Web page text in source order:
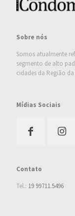
Sobre nós
Somos atualmente
segmento de alto
cidades da Região
Mídias Sociais
Contato
Tel.: 19 99711.5496